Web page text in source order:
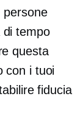
persone
di tempo
questa
con i tuoi
fiducia